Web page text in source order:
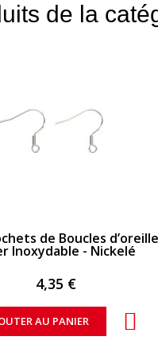
de la
de Boucles
Inoxydable - Nickelé
4,35 €
AU PANIER